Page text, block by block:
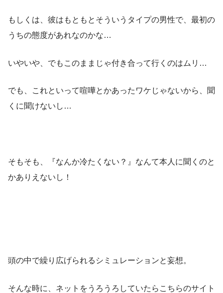
もしくは、彼はもともとそういうタイプの男性で、最初の
うちの態度があれなのかな…
いやいや、でもこのままじゃ付き合って行くのはムリ…
でも、これといって喧嘩とかあったワケじゃないから、聞
くに聞けないし…
そもそも、『なんか冷たくない？』なんて本人に聞くのと
かありえないし！
頭の中で繰り広げられるシミュレーションと妄想。
そんな時に、ネットをうろうろしていたらこちらのサイト